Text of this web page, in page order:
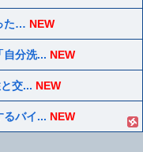
た… NEW
自分洗... NEW
交... NEW
るバイ... NEW